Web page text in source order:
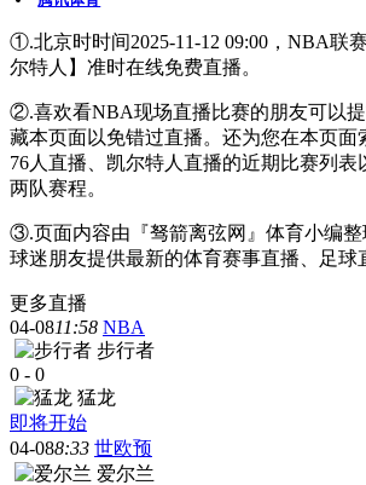
①.北京时时间2025-11-12 09:00，NBA联
尔特人】准时在线免费直播。
②.喜欢看NBA现场直播比赛的朋友可以
藏本页面以免错过直播。还为您在本页面
76人直播、凯尔特人直播的近期比赛列表
两队赛程。
③.页面内容由『驽箭离弦网』体育小编整
球迷朋友提供最新的体育赛事直播、足球
更多直播
04-0811:58 NBA
步行者
0 - 0
猛龙
即将开始
04-088:33 世欧预
爱尔兰